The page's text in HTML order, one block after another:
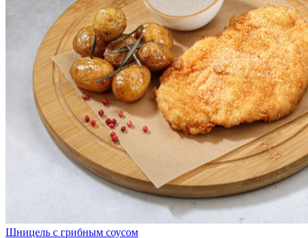
Шницель с грибным соусом